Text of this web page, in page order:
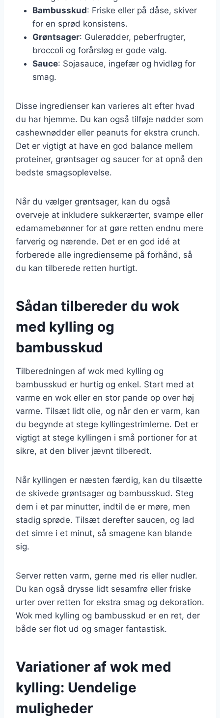
Bambusskud: Friske eller på dåse, skiver
for en sprød konsistens.
Grøntsager: Gulerødder, peberfrugter,
broccoli og forårsløg er gode valg.
Sauce: Sojasauce, ingefær og hvidløg for
smag.
Disse ingredienser kan varieres alt efter hvad
du har hjemme. Du kan også tilføje nødder som
cashewnødder eller peanuts for ekstra crunch.
Det er vigtigt at have en god balance mellem
proteiner, grøntsager og saucer for at opnå den
bedste smagsoplevelse.
Når du vælger grøntsager, kan du også
overveje at inkludere sukkerærter, svampe eller
edamamebønner for at gøre retten endnu mere
farverig og nærende. Det er en god idé at
forberede alle ingredienserne på forhånd, så
du kan tilberede retten hurtigt.
Sådan tilbereder du wok
med kylling og
bambusskud
Tilberedningen af wok med kylling og
bambusskud er hurtig og enkel. Start med at
varme en wok eller en stor pande op over høj
varme. Tilsæt lidt olie, og når den er varm, kan
du begynde at stege kyllingestrimlerne. Det er
vigtigt at stege kyllingen i små portioner for at
sikre, at den bliver jævnt tilberedt.
Når kyllingen er næsten færdig, kan du tilsætte
de skivede grøntsager og bambusskud. Steg
dem i et par minutter, indtil de er møre, men
stadig sprøde. Tilsæt derefter saucen, og lad
det simre i et minut, så smagene kan blande
sig.
Server retten varm, gerne med ris eller nudler.
Du kan også drysse lidt sesamfrø eller friske
urter over retten for ekstra smag og dekoration.
Wok med kylling og bambusskud er en ret, der
både ser flot ud og smager fantastisk.
Variationer af wok med
kylling: Uendelige
muligheder